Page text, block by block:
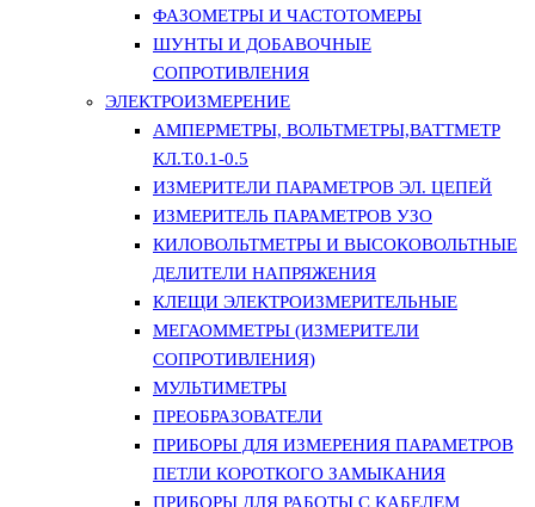
ФАЗОМЕТРЫ И ЧАСТОТОМЕРЫ
ШУНТЫ И ДОБАВОЧНЫЕ
СОПРОТИВЛЕНИЯ
ЭЛЕКТРОИЗМЕРЕНИЕ
АМПЕРМЕТРЫ, ВОЛЬТМЕТРЫ,ВАТТМЕТР
КЛ.Т.0.1-0.5
ИЗМЕРИТЕЛИ ПАРАМЕТРОВ ЭЛ. ЦЕПЕЙ
ИЗМЕРИТЕЛЬ ПАРАМЕТРОВ УЗО
КИЛОВОЛЬТМЕТРЫ И ВЫСОКОВОЛЬТНЫЕ
ДЕЛИТЕЛИ НАПРЯЖЕНИЯ
КЛЕЩИ ЭЛЕКТРОИЗМЕРИТЕЛЬНЫЕ
МЕГАОММЕТРЫ (ИЗМЕРИТЕЛИ
СОПРОТИВЛЕНИЯ)
МУЛЬТИМЕТРЫ
ПРЕОБРАЗОВАТЕЛИ
ПРИБОРЫ ДЛЯ ИЗМЕРЕНИЯ ПАРАМЕТРОВ
ПЕТЛИ КОРОТКОГО ЗАМЫКАНИЯ
ПРИБОРЫ ДЛЯ РАБОТЫ С КАБЕЛЕМ